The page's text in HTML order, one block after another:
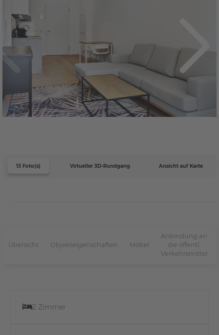
13 Foto(s) Virtueller 3D-Rundgang Ansicht auf Karte
Übersicht Objekteigenschaften Möbel
Anbindung an
die öffentl.
Verkehrsmittel
2 Zimmer